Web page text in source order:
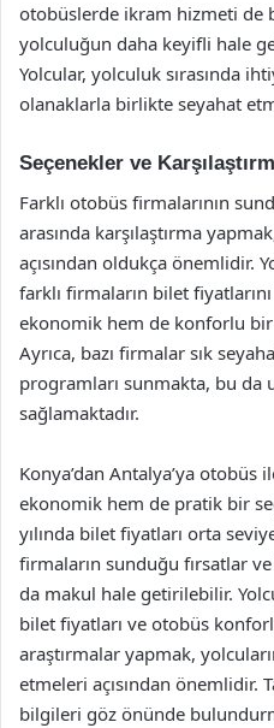
otobüslerde ikram hizmeti de
yolculuğun daha keyifli hale
Yolcular, yolculuk sırasında
olanaklarla birlikte seyahat
Seçenekler ve
Farklı otobüs firmalarının
arasında karşılaştırma
açısından oldukça önemlidir.
farklı firmaların bilet
ekonomik hem de konforlu
Ayrıca, bazı firmalar sık
programları sunmakta, bu da
sağlamaktadır.
Konya’dan Antalya’ya otobüs
ekonomik hem de pratik bir
yılında bilet fiyatları orta
firmaların sunduğu fırsatlar
da makul hale getirilebilir.
bilet fiyatları ve otobüs
araştırmalar yapmak,
etmeleri açısından önemlidir.
bilgileri göz önünde